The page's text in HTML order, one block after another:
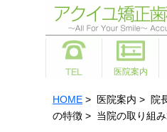
医院案内
HOME > 医院案内 > 院
の特徴 > 当院の取り組